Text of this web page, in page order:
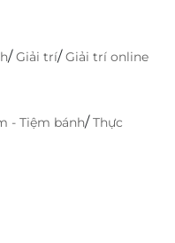
sâu về huyệt đạo và
trong mình tinh thần
sự nhẹ nhàng, tinh
đang lắng nghe cơ
đang mỏi mệt nhất.
/Giải trí/Giải trí online
- Tiệm bánh/Thực